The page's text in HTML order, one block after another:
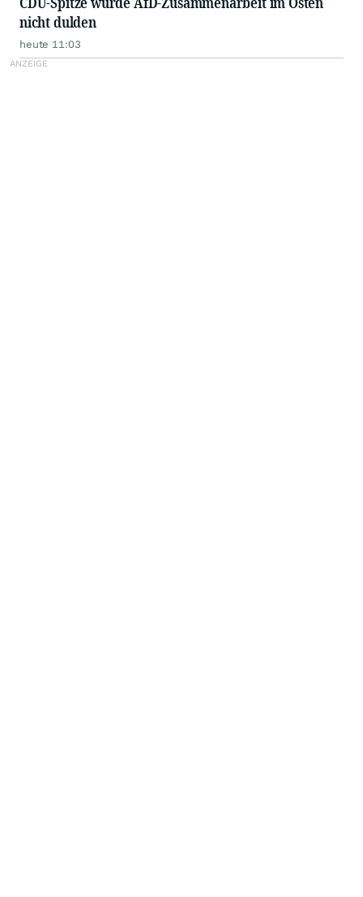
nicht dulden
heute 11:03